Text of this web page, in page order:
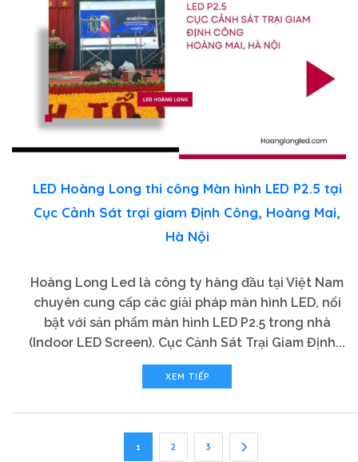
LED Hoàng Long thi công Màn hình LED P2.5 tại
Cục Cảnh Sát trại giam Định Công, Hoàng Mai,
Hà Nội
Hoàng Long Led là công ty hàng đầu tại Việt Nam
chuyên cung cấp các giải pháp màn hình LED, nổi
bật với sản phẩm màn hình LED P2.5 trong nhà
(Indoor LED Screen). Cục Cảnh Sát Trại Giam Định...
XEM TIẾP
1 2 3